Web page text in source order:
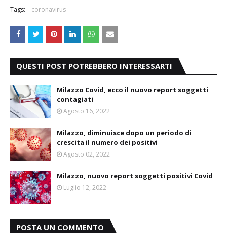
Tags: coronavirus
QUESTI POST POTREBBERO INTERESSARTI
Milazzo Covid, ecco il nuovo report soggetti
contagiati
Agosto 16, 2022
Milazzo, diminuisce dopo un periodo di
crescita il numero dei positivi
Agosto 02, 2022
Milazzo, nuovo report soggetti positivi Covid
Luglio 12, 2022
POSTA UN COMMENTO